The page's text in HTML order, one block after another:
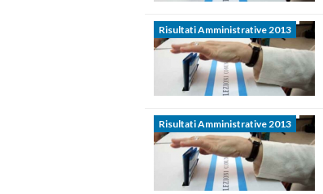
Risultati Amministrative 2013
Risultati Amministrative 2013